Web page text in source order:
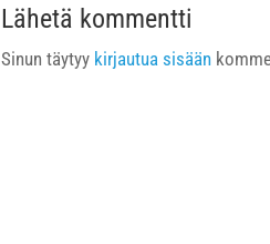
Lähetä kommentti
Sinun täytyy kirjautua sisään